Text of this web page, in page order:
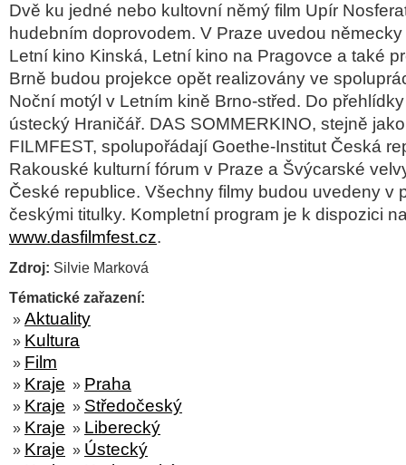
Dvě ku jedné nebo kultovní němý film Upír
hudebním doprovodem. V Praze uvedou
Letní kino Kinská, Letní kino na Pragovce a také
Brně budou projekce opět realizovány ve
Noční motýl v Letním kině Brno-střed. Do
ústecký Hraničář. DAS SOMMERKINO, stejně
FILMFEST, spolupořádají Goethe-Institut Česká
Rakouské kulturní fórum v Praze a Švýcarské
České republice. Všechny filmy budou uvedeny v
českými titulky. Kompletní program je k dispozici
www.dasfilmfest.cz.
Zdroj: Silvie Marková
Tématické zařazení:
» Aktuality
» Kultura
» Film
» Kraje » Praha
» Kraje » Středočeský
» Kraje » Liberecký
» Kraje » Ústecký